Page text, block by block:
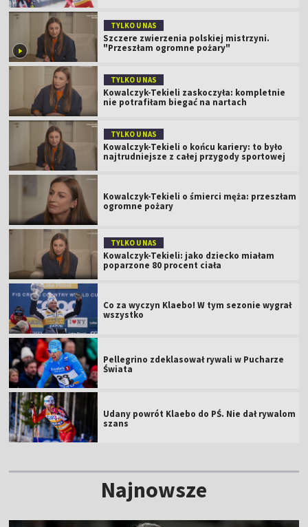
TYLKO U NAS
Szczere zwierzenia polskiej mistrzyni.
"Przeszłam ogromne pożary"
TYLKO U NAS
Kowalczyk-Tekieli zaskoczyła: kompletnie
nie potrafiłam biegać na nartach
TYLKO U NAS
Kowalczyk-Tekieli o końcu kariery: to było
najtrudniejsze z całej przygody sportowej
Kowalczyk-Tekieli o śmierci męża: przeszłam
ogromne pożary
TYLKO U NAS
Kowalczyk-Tekieli: jako dziecko miałam
poparzone 80 procent ciała
Co za wyczyn Klaebo! W tym sezonie wygrał
wszystko
Pellegrino zdeklasował rywali w Pucharze
Świata
Udany powrót Klaebo do PŚ. Nie dał rywalom
szans
Najnowsze